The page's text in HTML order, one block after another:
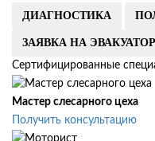
ДИАГНОСТИКА
ЗАЯВКА НА ЭВАКУАТОР
Сертифицированные
Мастер слесарного цеха
Получить консультацию